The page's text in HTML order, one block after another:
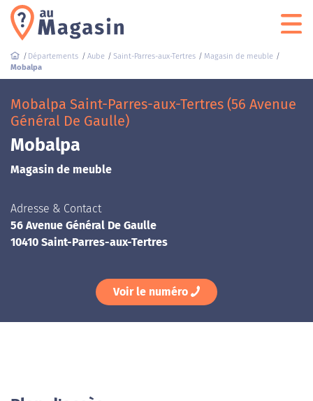
Départements Aube Saint-Parres-aux-Tertres
Magasin de meuble
Mobalpa
Mobalpa Saint-Parres-aux-Tertres (56 Avenue
Général De Gaulle)
Mobalpa
Magasin de meuble
Adresse & Contact
56 Avenue Général De Gaulle
10410 Saint-Parres-aux-Tertres
Voir le numéro